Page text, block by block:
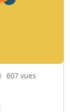
607 vues